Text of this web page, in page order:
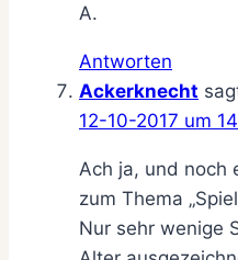
A.
Antworten
Ackerknecht
12-10-2017 um
Ach ja, und noch
zum Thema
Nur sehr wenige